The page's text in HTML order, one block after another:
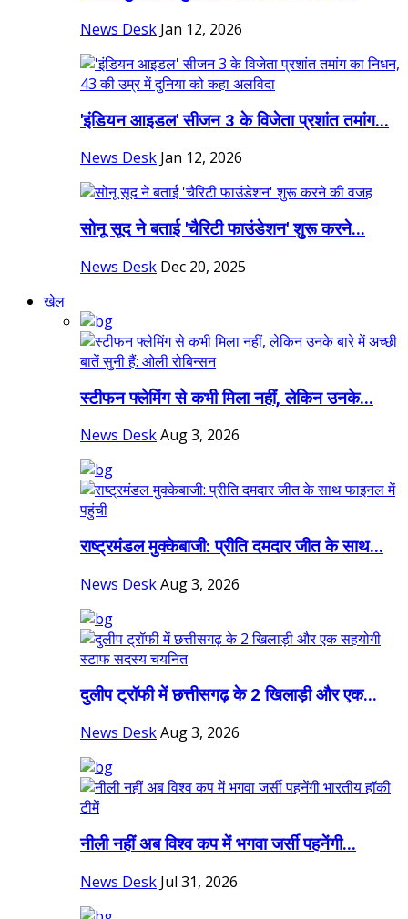
News Desk Jan 12, 2026
'इंडियन आइडल' सीजन 3 के विजेता प्रशांत तमांग...
News Desk Jan 12, 2026
सोनू सूद ने बताई 'चैरिटी फाउंडेशन' शुरू करने...
News Desk Dec 20, 2025
खेल
स्टीफन फ्लेमिंग से कभी मिला नहीं, लेकिन उनके...
News DeskAug 3, 2026
राष्ट्रमंडल मुक्केबाजी: प्रीति दमदार जीत के साथ...
News DeskAug 3, 2026
दुलीप ट्रॉफी में छत्तीसगढ़ के 2 खिलाड़ी और एक...
News DeskAug 3, 2026
नीली नहीं अब विश्व कप में भगवा जर्सी पहनेंगी...
News Desk Jul 31, 2026